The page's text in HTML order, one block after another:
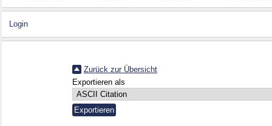
Login
Zurück zur Übersicht
Exportieren als